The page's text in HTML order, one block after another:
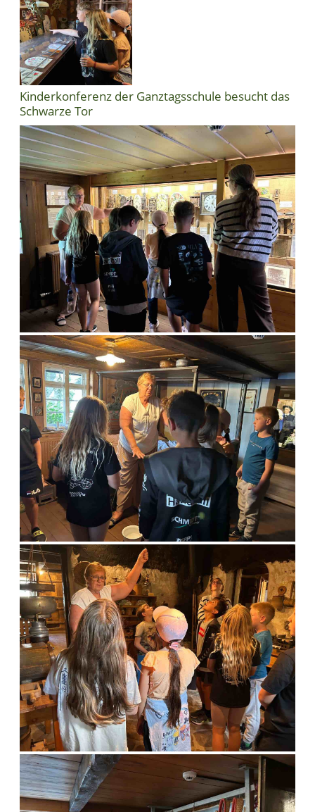
Kinderkonferenz der Ganztagsschule besucht das
Schwarze Tor